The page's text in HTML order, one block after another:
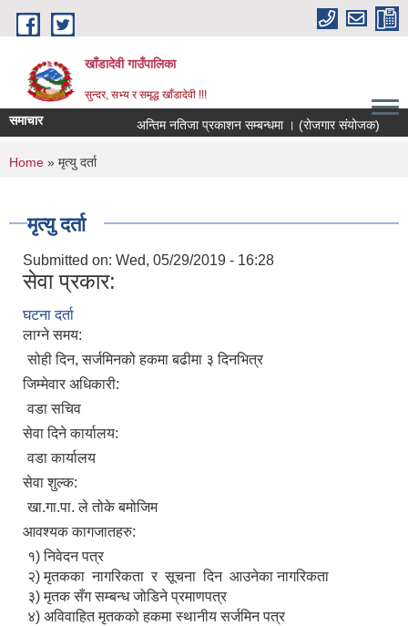
Skip to main content
खाँडादेवी गाउँपालिका
सुन्दर, सभ्य र समृद्ध खाँडादेवी !!!
समाचार अन्तिम नतिजा प्रकाशन सम्बन्धमा । (रोजगार संयोजक)
You are here
Home » मृत्यु दर्ता
मृत्यु दर्ता
Submitted on: Wed, 05/29/2019 - 16:28
सेवा प्रकार:
घटना दर्ता
लाग्ने समय:
सोही दिन, सर्जमिनको हकमा बढीमा ३ दिनभित्र
जिम्मेवार अधिकारी:
वडा सचिव
सेवा दिने कार्यालय:
वडा कार्यालय
सेवा शुल्क:
खा.गा.पा. ले तोके बमोजिम
आवश्यक कागजातहरु:
१) निवेदन पत्र
२) मृतकका नागरिकता र सूचना दिन आउनेका नागरिकता
३) मृतक सँग सम्बन्ध जोडिने प्रमाणपत्र
४) अविवाहित मृतकको हकमा स्थानीय सर्जमिन पत्र